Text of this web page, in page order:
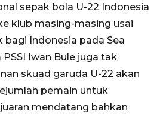
sepak bola U-22 Indonesia
klub masing-masing usai
Indonesia pada Sea
PSSI Iwan Bule juga tak
skuad garuda U-22 akan
pemain untuk
mendatang bahkan